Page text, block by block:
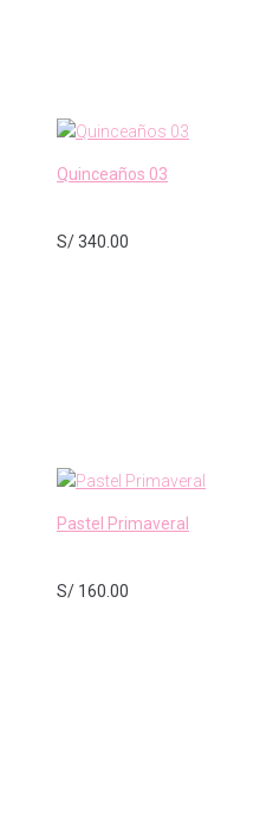
Quinceaños 03
S/340.00
Pastel Primaveral
S/ 160.00